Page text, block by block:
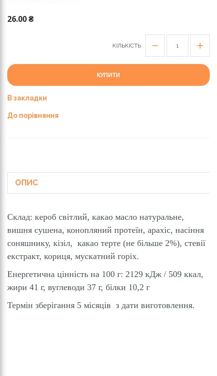
26.00 ₴
КІЛЬКІСТЬ
КУПИТИ
В закладки
До порівняння
ОПИС
Склад: кероб світлий, какао масло натуральне,
вишня сушена, конопляний протеїн, арахіс, насіння
соняшнику, кізіл, какао терте (не більше 2%), стевії
екстракт, кориця, мускатний горіх.
Енергетична цінність на 100 г: 2129 кДж / 509 ккал,
жири 41 г, вуглеводи 37 г, білки 10,2 г
Термiн зберiгання 5 мiсяцiв з дати виготовлення.